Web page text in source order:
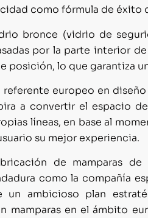
como fórmula de éxito
bronce (vidrio de
por la parte interior
posición, lo que garantiza
referente europeo en
a convertir el espacio
líneas, en base al
su mejor experiencia.
de mamparas
como la compañía
un ambicioso plan
mamparas en el ámbito